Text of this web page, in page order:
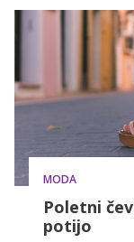
v nadaljevanju.
MODA
Poletni
potijo